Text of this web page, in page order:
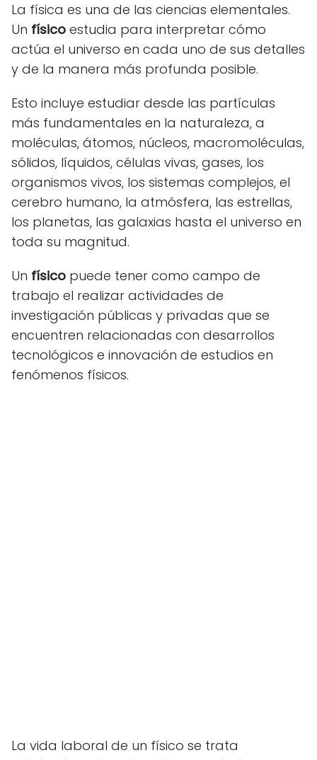
La física es una de las ciencias elementales.
Un físico estudia para interpretar cómo
actúa el universo en cada uno de sus detalles
y de la manera más profunda posible.
Esto incluye estudiar desde las partículas
más fundamentales en la naturaleza, a
moléculas, átomos, núcleos, macromoléculas,
sólidos, líquidos, células vivas, gases, los
organismos vivos, los sistemas complejos, el
cerebro humano, la atmósfera, las estrellas,
los planetas, las galaxias hasta el universo en
toda su magnitud.
Un físico puede tener como campo de
trabajo el realizar actividades de
investigación públicas y privadas que se
encuentren relacionadas con desarrollos
tecnológicos e innovación de estudios en
fenómenos físicos.
La vida laboral de un físico se trata